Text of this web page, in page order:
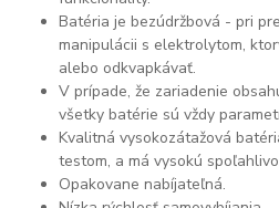
Batéria je bezúdržbová - pri
manipulácii s elektrolytom,
alebo odkvapkávať.
V prípade, že zariadenie
všetky batérie sú vždy
Kvalitná vysokozátažová
testom, a má vysokú
Opakovane nabíjateľná.